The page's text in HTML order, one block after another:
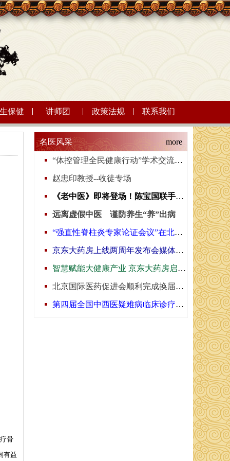
保健 讲师团 政策法规 联系我们
骨
有益
名医风采 more
“体控管理全民健康行动”学术交流会在全国人大会议中心成功举办
赵忠印教授--收徒专场
《老中医》即将登场！陈宝国联手冯远征和许晴，演绎中医文化！
远离虚假中医 谨防养生“养”出病
“强直性脊柱炎专家论证会议”在北京召开
京东大药房上线两周年发布会媒体专访
智慧赋能大健康产业 京东大药房启动“京心呵护”计划
北京国际医药促进会顺利完成换届工作
第四届全国中西医疑难病临床诊疗学术报告会在京召开